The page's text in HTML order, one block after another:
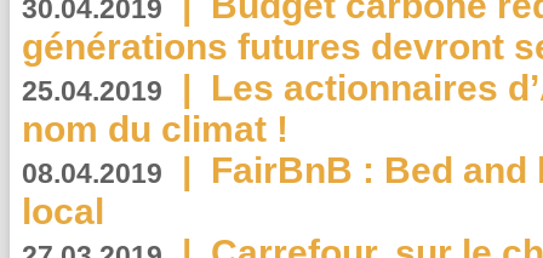
30.04.2019
générations futures devront
25.04.2019 | Les actionnaires
nom du climat !
08.04.2019 | FairBnB : Bed
local